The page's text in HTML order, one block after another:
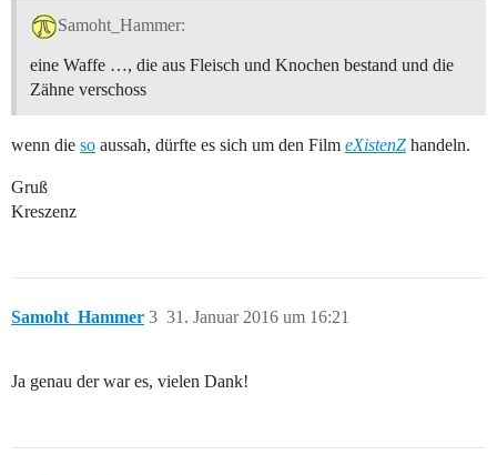
Samoht_Hammer:
eine Waffe …, die aus Fleisch und Knochen bestand und die
Zähne verschoss
wenn die so aussah, dürfte es sich um den Film eXistenZ handeln.
Gruß
Kreszenz
Samoht_Hammer 31. Januar 2016 um 16:21
3
Ja genau der war es, vielen Dank!